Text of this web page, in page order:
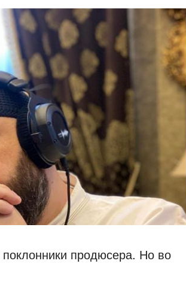
продюсера. Но во